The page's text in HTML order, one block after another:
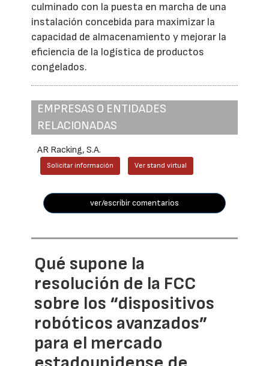
culminado con la puesta en marcha de una
instalación concebida para maximizar la
capacidad de almacenamiento y mejorar la
eficiencia de la logística de productos
congelados.
EMPRESAS O ENTIDADES
RELACIONADAS
AR Racking, S.A.
Solicitar información Ver stand virtual
ver/escribir comentarios
Qué supone la
resolución de la FCC
sobre los “dispositivos
robóticos avanzados”
para el mercado